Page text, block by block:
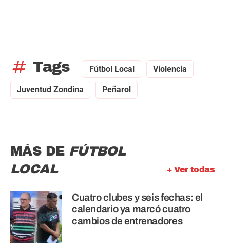
tag Tags Fútbol Local Violencia
Juventud Zondina Peñarol
+ Ver todas
MÁS DE FÚTBOL
LOCAL
Cuatro clubes y seis fechas: el
calendario ya marcó cuatro
cambios de entrenadores